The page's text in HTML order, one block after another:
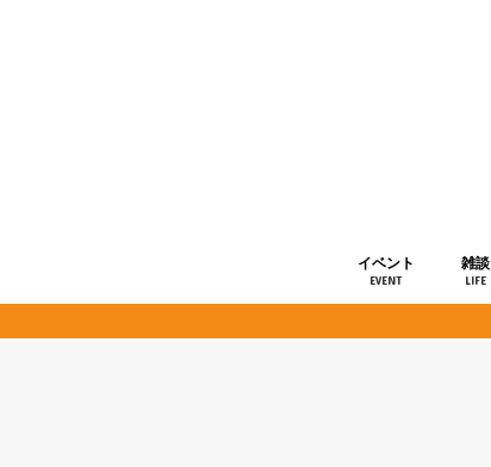
イベント
EVENT
雑談
LIFE